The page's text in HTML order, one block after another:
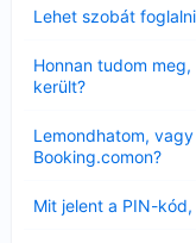
Lehet szobát
Honnan tudom
került?
Lemondhatom,
Booking.comon?
Mit jelent a PIN-